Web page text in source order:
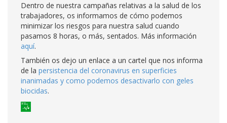
Dentro de nuestra campañas relativas a la salud de los
trabajadores, os informamos de cómo podemos
minimizar los riesgos para nuestra salud cuando
pasamos 8 horas, o más, sentados. Más información
aquí.
También os dejo un enlace a un cartel que nos informa
de la persistencia del coronavirus en superficies
inanimadas y como podemos desactivarlo con geles
biocidas.